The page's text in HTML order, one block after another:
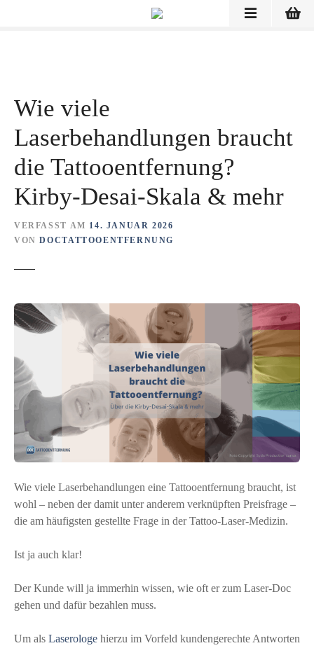
Wie viele
Laserbehandlungen braucht
die Tattooentfernung?
Kirby-Desai-Skala & mehr
VERFASST AM 14. JANUAR 2026
VON DOCTATTOOENTFERNUNG
Wie viele Laserbehandlungen eine Tattooentfernung braucht, ist
wohl – neben der damit unter anderem verknüpften Preisfrage –
die am häufigsten gestellte Frage in der Tattoo-Laser-Medizin.
Ist ja auch klar!
Der Kunde will ja immerhin wissen, wie oft er zum Laser-Doc
gehen und dafür bezahlen muss.
Um als Laserologe hierzu im Vorfeld kundengerechte Antworten